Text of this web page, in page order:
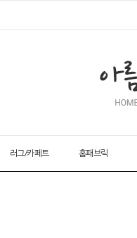
러그/카페트 홈패브릭